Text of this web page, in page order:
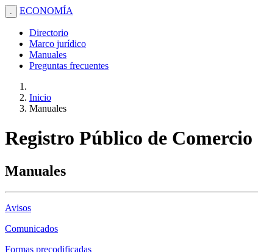
. ECONOMÍA
Directorio
Marco jurídico
Manuales
Preguntas frecuentes
Inicio
Manuales
Registro Público de Comercio
Manuales
Avisos
Comunicados
Formas precodificadas